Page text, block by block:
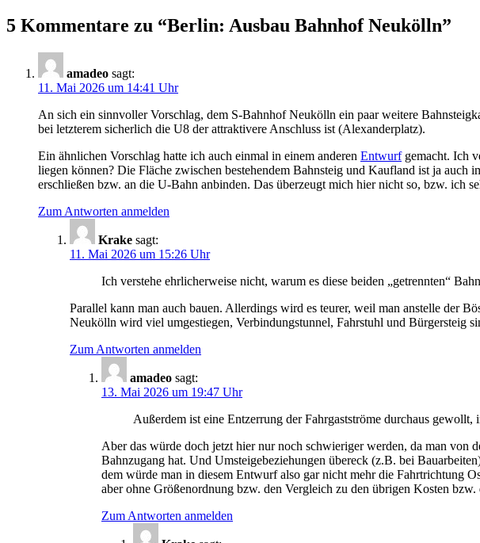
5 Kommentare zu “Berlin: Ausbau Bahnhof Neukölln”
amadeo sagt:
11. Mai 2026 um 14:41 Uhr
An sich ein sinnvoller Vorschlag, dem S-Bahnhof Neukölln ein paar weitere
bei letzterem sicherlich die U8 der attraktivere Anschluss ist (Alexanderplatz).
Ein ähnlichen Vorschlag hatte ich auch einmal in einem anderen Entwurfgemacht. Ich
liegen können? Die Fläche zwischen bestehendem Bahnsteig und Kaufland ist ja
erschließen bzw. an die U-Bahn anbinden. Das überzeugt mich hier nicht so, bzw. ich
Zum Antworten anmelden
Krake sagt:
11. Mai 2026 um 15:26 Uhr
Ich verstehe ehrlicherweise nicht, warum es diese beiden „getrennten“
Parallel kann man auch bauen. Allerdings wird es teurer, weil man anstelle der
Neukölln wird viel umgestiegen, Verbindungstunnel, Fahrstuhl und Bürgersteig
Zum Antworten anmelden
amadeo sagt:
13. Mai 2026 um 19:47 Uhr
Außerdem ist eine Entzerrung der Fahrgastströme durchaus
Aber das würde doch jetzt hier nur noch schwieriger werden, da man von
Bahnzugang hat. Und Umsteigebeziehungen übereck (z.B. bei
dem würde man in diesem Entwurf also gar nicht mehr die Fahrtrichtung
aber ohne Größenordnung bzw. den Vergleich zu den übrigen Kosten
Zum Antworten anmelden